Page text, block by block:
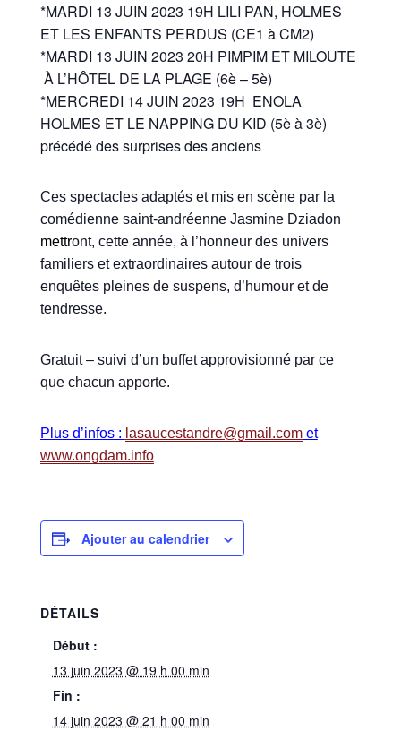
*MARDI 13 JUIN 2023 19H LILI PAN, HOLMES
ET LES ENFANTS PERDUS (CE1 à CM2)
*MARDI 13 JUIN 2023 20H PIMPIM ET MILOUTE
À L’HÔTEL DE LA PLAGE (6è – 5è)
*MERCREDI 14 JUIN 2023 19H ENOLA
HOLMES ET LE NAPPING DU KID (5è à 3è)
précédé des surprises des anciens
Ces spectacles adaptés et mis en scène par la
comédienne saint-andréenne Jasmine Dziadon
mettront, cette année, à l’honneur des univers
familiers et extraordinaires autour de trois
enquêtes pleines de suspens, d’humour et de
tendresse.
Gratuit – suivi d’un buffet approvisionné par ce
que chacun apporte.
Plus d’infos : lasaucestandre@gmail.comet
www.ongdam.info
Ajouter au calendrier
DÉTAILS
Début :
13 juin 2023 @ 19 h 00 min
Fin :
14 juin 2023 @ 21 h 00 min